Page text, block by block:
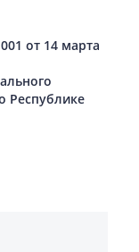
от 14 марта
Республике